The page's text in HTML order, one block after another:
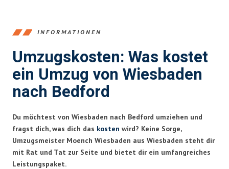
INFORMATIONEN
Umzugskosten: Was kostet
ein Umzug von Wiesbaden
nach Bedford
Du möchtest von Wiesbaden nach Bedford umziehen und
fragst dich, was dich das kosten wird? Keine Sorge,
Umzugsmeister Moench Wiesbaden aus Wiesbaden steht dir
mit Rat und Tat zur Seite und bietet dir ein umfangreiches
Leistungspaket.